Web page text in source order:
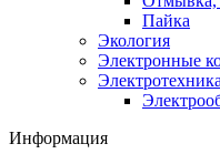
Пайка
Экология
Электронные
Электротехника
Информация